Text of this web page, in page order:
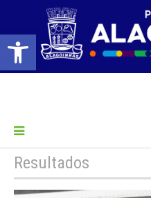
Barra de Ferramentas Aberta
Resultados